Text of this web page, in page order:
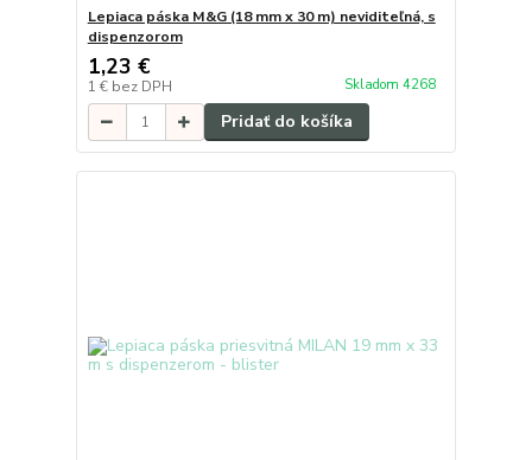
Lepiaca páska M&G (18 mm x 30 m) neviditeľná, s
dispenzorom
1,23 €
1 € bez DPH Skladom 4268
Pridať do košíka